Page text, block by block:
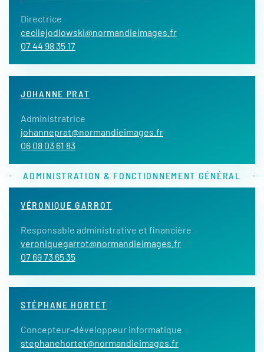
Directrice
cecilejodlowski@normandieimages.fr
07 44 98 35 17
JOHANNE PRAT
Administratrice
johanneprat@normandieimages.fr
06 08 03 61 83
ADMINISTRATION & FONCTIONNEMENT GÉNÉRAL
VÉRONIQUE GARROT
Responsable administrative et financière
veroniquegarrot@normandieimages.fr
07 69 73 65 35
STÉPHANE HORTET
Concepteur-développeur informatique
stephanehortet@normandieimages.fr